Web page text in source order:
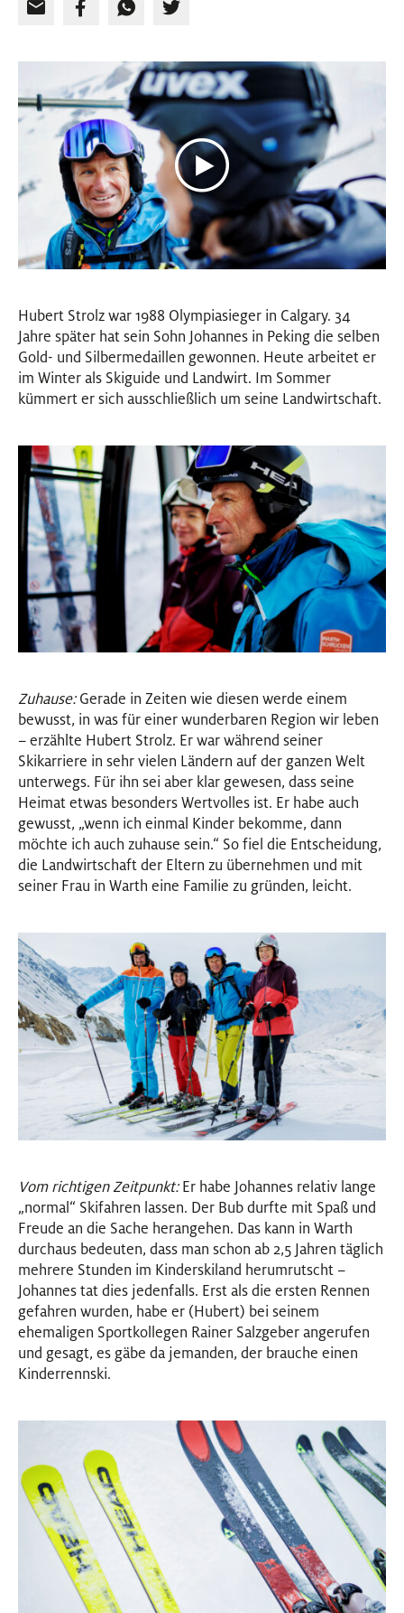
Hubert Strolz war 1988 Olympiasieger in Calgary. 34
Jahre später hat sein Sohn Johannes in Peking die selben
Gold- und Silbermedaillen gewonnen. Heute arbeitet er
im Winter als Skiguide und Landwirt. Im Sommer
kümmert er sich ausschließlich um seine Landwirtschaft.
Zuhause:Gerade in Zeiten wie diesen werde einem
bewusst, in was für einer wunderbaren Region wir leben
– erzählte Hubert Strolz. Er war während seiner
Skikarriere in sehr vielen Ländern auf der ganzen Welt
unterwegs. Für ihn sei aber klar gewesen, dass seine
Heimat etwas besonders Wertvolles ist. Er habe auch
gewusst, „wenn ich einmal Kinder bekomme, dann
möchte ich auch zuhause sein.“ So fiel die Entscheidung,
die Landwirtschaft der Eltern zu übernehmen und mit
seiner Frau in Warth eine Familie zu gründen, leicht.
Vom richtigen Zeitpunkt:Er habe Johannes relativ lange
„normal“ Skifahren lassen. Der Bub durfte mit Spaß und
Freude an die Sache herangehen. Das kann in Warth
durchaus bedeuten, dass man schon ab 2,5 Jahren täglich
mehrere Stunden im Kinderskiland herumrutscht –
Johannes tat dies jedenfalls. Erst als die ersten Rennen
gefahren wurden, habe er (Hubert) bei seinem
ehemaligen Sportkollegen Rainer Salzgeber angerufen
und gesagt, es gäbe da jemanden, der brauche einen
Kinderrennski.